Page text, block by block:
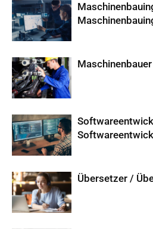
Übersetzer /